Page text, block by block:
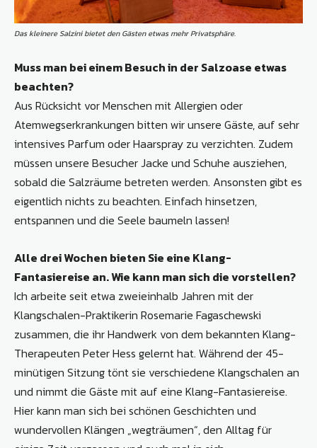
Das kleinere Salzini bietet den Gästen etwas mehr Privatsphäre.
Muss man bei einem Besuch in der Salzoase etwas
beachten?
Aus Rücksicht vor Menschen mit Allergien oder
Atemwegserkrankungen bitten wir unsere Gäste, auf sehr
intensives Parfum oder Haarspray zu verzichten. Zudem
müssen unsere Besucher Jacke und Schuhe ausziehen,
sobald die Salzräume betreten werden. Ansonsten gibt es
eigentlich nichts zu beachten. Einfach hinsetzen,
entspannen und die Seele baumeln lassen!
Alle drei Wochen bieten Sie eine Klang-
Fantasiereise an. Wie kann man sich die vorstellen?
Ich arbeite seit etwa zweieinhalb Jahren mit der
Klangschalen-Praktikerin Rosemarie Fagaschewski
zusammen, die ihr Handwerk von dem bekannten Klang-
Therapeuten Peter Hess gelernt hat. Während der 45-
minütigen Sitzung tönt sie verschiedene Klangschalen an
und nimmt die Gäste mit auf eine Klang-Fantasiereise.
Hier kann man sich bei schönen Geschichten und
wundervollen Klängen „wegträumen“, den Alltag für